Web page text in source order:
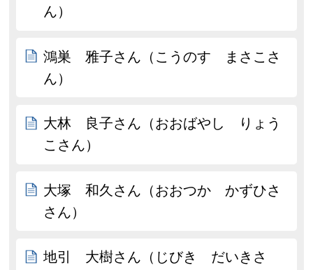
ん）
鴻巣 雅子さん（こうのす まさこさ
ん）
大林 良子さん（おおばやし りょう
こさん）
大塚 和久さん（おおつか かずひさ
さん）
地引 大樹さん（じびき だいきさ